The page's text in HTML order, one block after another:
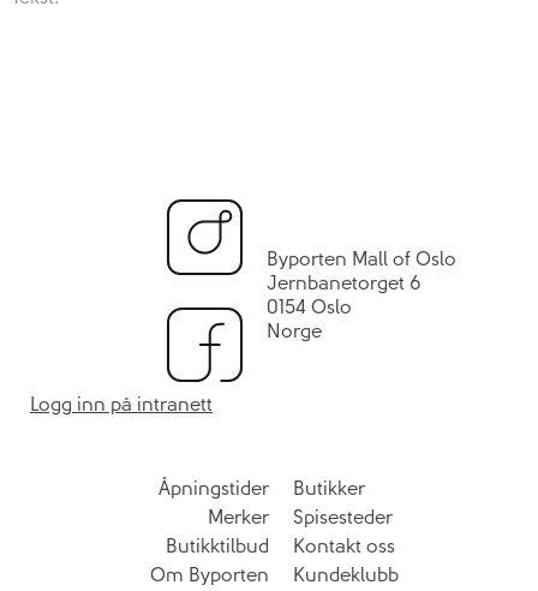
Byporten Mall of Oslo
Jernbanetorget 6
0154 Oslo
Norge
Logg inn på intranett
Åpningstider
Butikker
Merker
Spisesteder
Butikktilbud
Kontakt oss
Om Byporten
Kundeklubb